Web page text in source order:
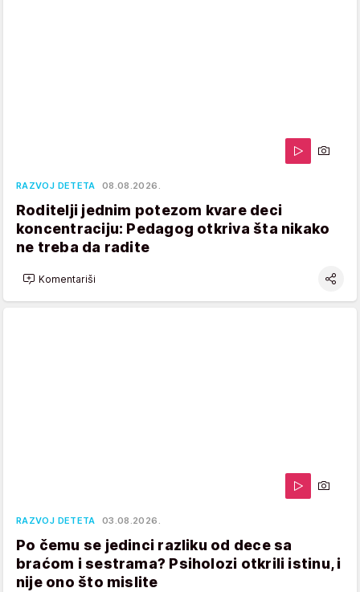
RAZVOJ DETETA 08.08.2026.
Roditelji jednim potezom kvare deci
koncentraciju: Pedagog otkriva šta nikako
ne treba da radite
Komentariši
RAZVOJ DETETA 03.08.2026.
Po čemu se jedinci razliku od dece sa
braćom i sestrama? Psiholozi otkrili istinu, i
nije ono što mislite